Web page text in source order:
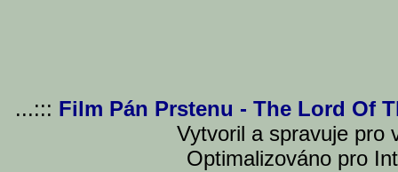
...::: Film Pán Prstenu - The Lord Of
Vytvoril a spravuje pro
Optimalizováno pro